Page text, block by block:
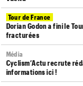
Tour de France
Dorian Godon a fini le
fracturées
Média
Cyclism’Actu recrute
informations ici !